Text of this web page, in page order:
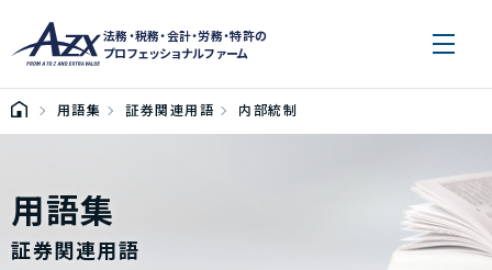
法務・税務・会計・労務・特許の
プロフェッショナルファーム
用語集 証券関連用語 内部統制
用語集
証券関連用語